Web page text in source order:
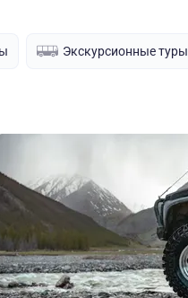
Экскурсионные туры